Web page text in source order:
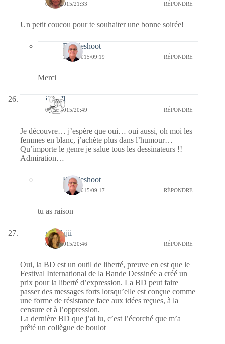
06/04/2015/21:33 RÉPONDRE
Un petit coucou pour te souhaiter une bonne soirée!
Bernieshoot
14/04/2015/09:19 RÉPONDRE
Merci
jill bill
06/04/2015/20:49 RÉPONDRE
Je découvre… j’espère que oui… oui aussi, oh moi les
femmes en blanc, j’achète plus dans l’humour…
Qu’importe le genre je salue tous les dessinateurs !!
Admiration…
Bernieshoot
14/04/2015/09:17 RÉPONDRE
tu as raison
missfujii
06/04/2015/20:46 RÉPONDRE
Oui, la BD est un outil de liberté, preuve en est que le
Festival International de la Bande Dessinée a créé un
prix pour la liberté d’expression. La BD peut faire
passer des messages forts lorsqu’elle est conçue comme
une forme de résistance face aux idées reçues, à la
censure et à l’oppression.
La dernière BD que j’ai lu, c’est l’écorché que m’a
prêté un collègue de boulot